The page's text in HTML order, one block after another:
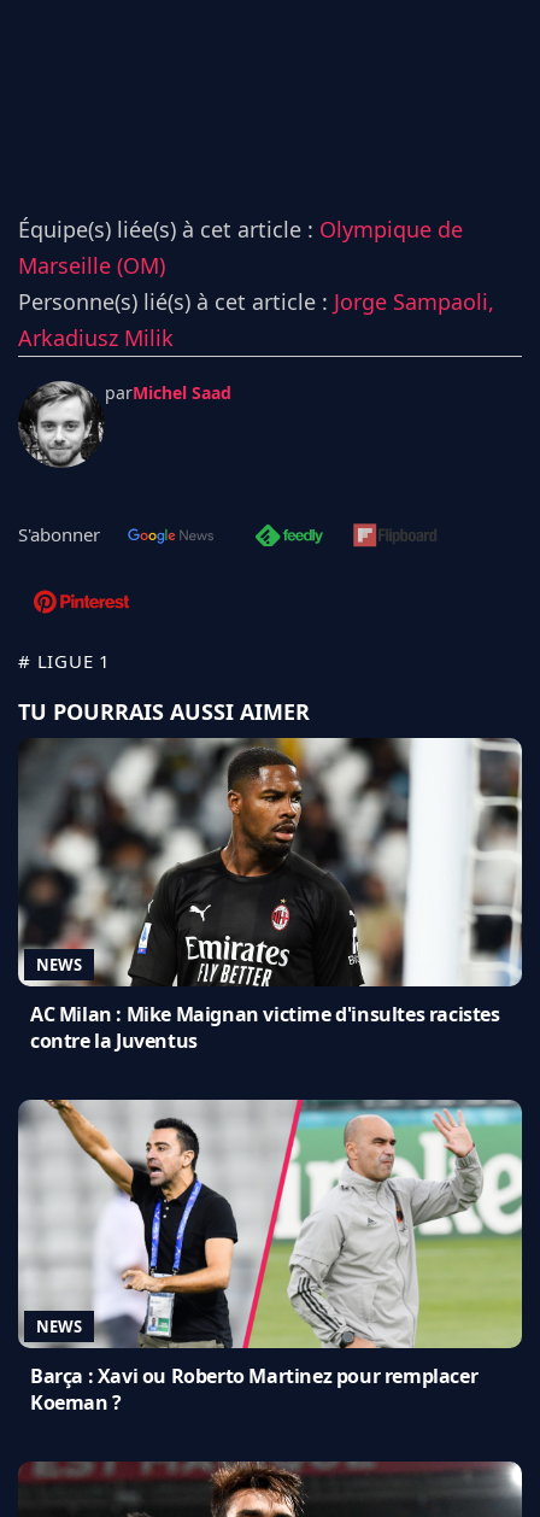
Équipe(s) liée(s) à cet article : Olympique de
Marseille (OM)
Personne(s) lié(s) à cet article : Jorge Sampaoli,
Arkadiusz Milik
parMichel Saad
S'abonner
# LIGUE 1
TU POURRAIS AUSSI AIMER
NEWS
AC Milan : Mike Maignan victime d'insultes racistes
contre la Juventus
NEWS
Barça : Xavi ou Roberto Martinez pour remplacer
Koeman ?